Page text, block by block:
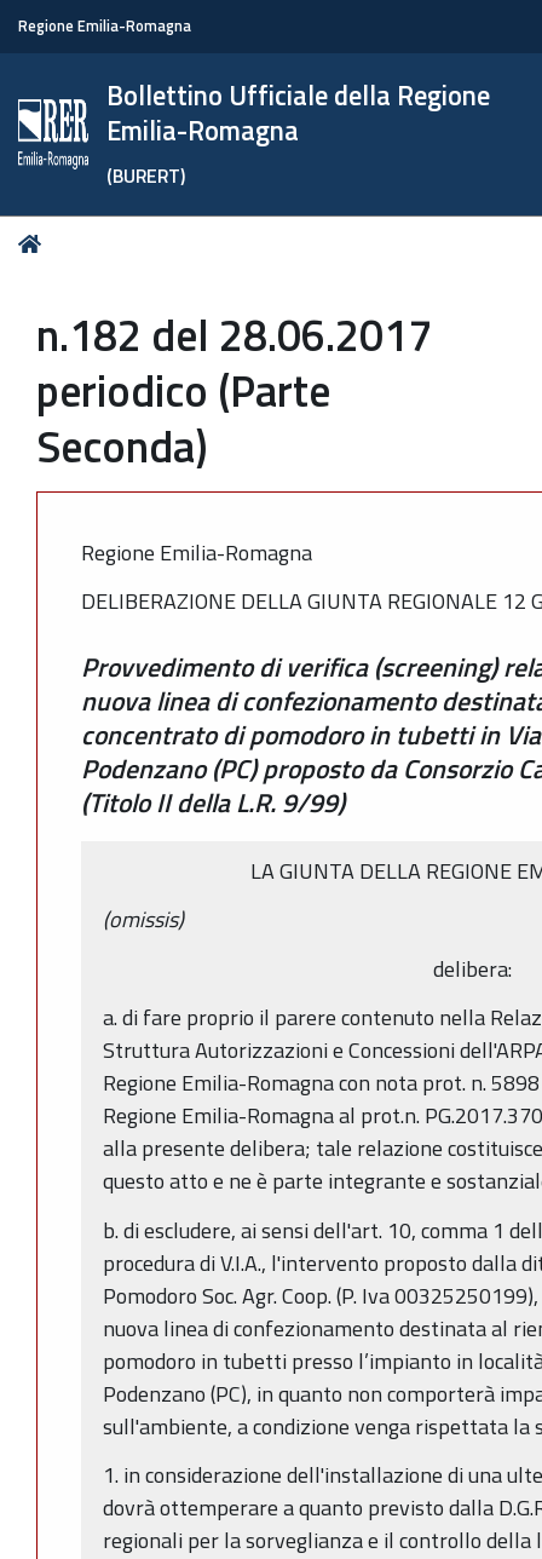
Regione Emilia-Romagna
Bollettino Ufficiale della Regione
Emilia-Romagna
(BURERT)
Tu
n.182 del 28.06.2017
periodico (Parte
Seconda)
Regione Emilia-Romagna
DELIBERAZIONE DELLA GIUNTA REGIONALE 12
Provvedimento di verifica (screening)
nuova linea di confezionamento
concentrato di pomodoro in tubetti in
Podenzano (PC) proposto da Consorzio
(Titolo II della L.R. 9/99)
LA GIUNTA DELLA REGIONE
(omissis)
delibera:
a. di fare proprio il parere contenuto nella
Struttura Autorizzazioni e Concessioni
Regione Emilia-Romagna con nota prot. n.
Regione Emilia-Romagna al prot.n.
alla presente delibera; tale relazione
questo atto e ne è parte integrante e
b. di escludere, ai sensi dell'art. 10, comma 1
procedura di V.I.A., l'intervento proposto dalla
Pomodoro Soc. Agr. Coop. (P. Iva
nuova linea di confezionamento destinata al
pomodoro in tubetti presso l’impianto in
Podenzano (PC), in quanto non comporterà
sull'ambiente, a condizione venga rispettata la
1. in considerazione dell'installazione di una
dovrà ottemperare a quanto previsto dalla
regionali per la sorveglianza e il controllo della